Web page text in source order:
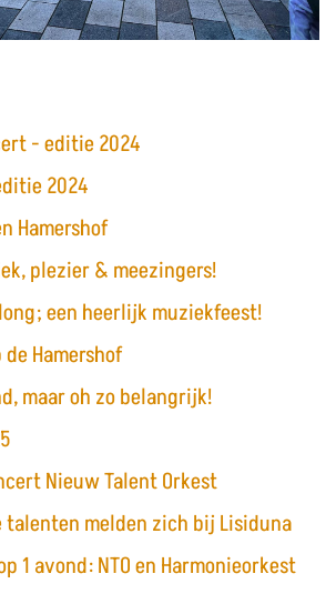
- editie 2024
2024
Hamershof
plezier & meezingers!
een heerlijk muziekfeest!
Hamershof
maar oh zo belangrijk!
Nieuw Talent Orkest
talenten melden zich bij Lisiduna
1 avond: NTO en Harmonieorkest